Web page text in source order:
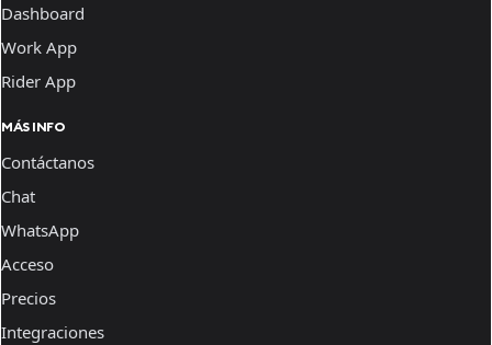
Dashboard
Work App
Rider App
MÁS INFO
Contáctanos
Chat
WhatsApp
Acceso
Precios
Integraciones